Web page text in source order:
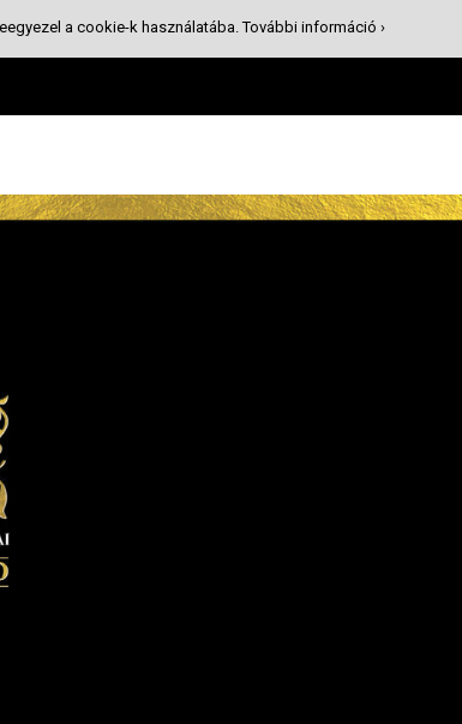
a cookie-k használatába.További információ ›